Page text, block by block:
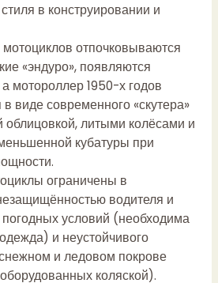
в конструировании и
отпочковываются
«эндуро», появляются
мотороллер 1950-х годов
виде современного «скутера»
облицовкой, литыми колёсами и
кубатуры при
ограничены в
водителя и
условий (необходима
и неустойчивого
и ледовом покрове
коляской).